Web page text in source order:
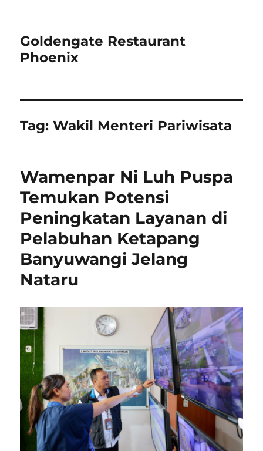
Goldengate Restaurant
Phoenix
Tag:Wakil Menteri Pariwisata
Wamenpar Ni Luh Puspa
Temukan Potensi
Peningkatan Layanan di
Pelabuhan Ketapang
Banyuwangi Jelang
Nataru